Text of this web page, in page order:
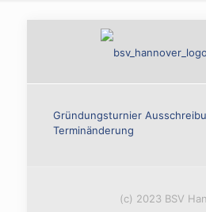
Gründungsturnier
Terminänderung
(c) 2023 BSV